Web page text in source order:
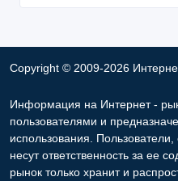
Copyright © 2009-2026
Информация на Интернет -
пользователями и
использования.
несут ответственность за ее
рынок только хранит и